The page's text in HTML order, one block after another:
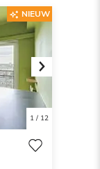
Next
1/ 12
NIEUW